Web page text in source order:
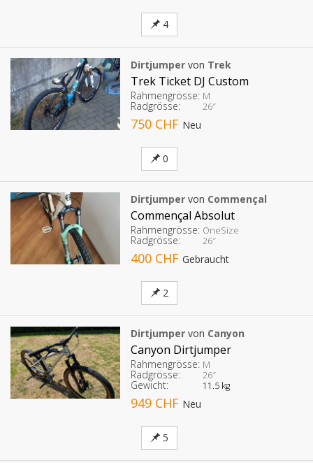
4
Dirtjumpervon Trek
Trek Ticket DJ Custom
Rahmengrösse: M
Radgrösse: 26″
750 CHF Neu
0
Dirtjumpervon Commençal
Commençal Absolut
Rahmengrösse: OneSize
Radgrösse: 26″
400 CHF Gebraucht
2
Dirtjumpervon Canyon
Canyon Dirtjumper
Rahmengrösse: M
Radgrösse: 26″
Gewicht: 11.5 kg
949 CHF Neu
5